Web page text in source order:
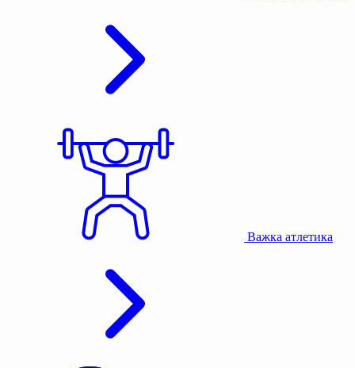
Важка атлетика